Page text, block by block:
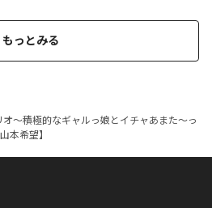
もっとみる
～積極的なギャルっ娘とイチャあまた～っ
本希望】